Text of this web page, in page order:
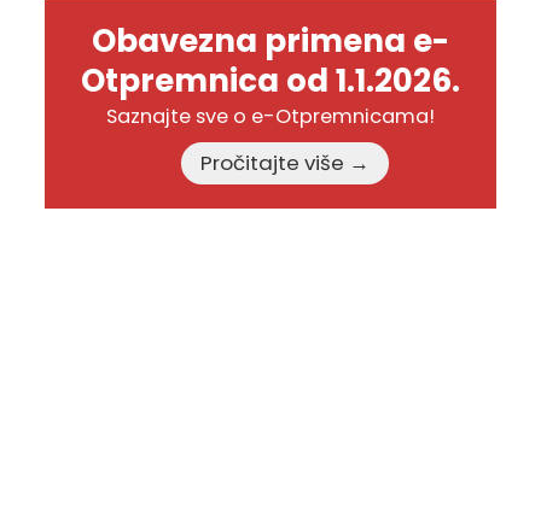
Obavezna primena e-
Otpremnica od 1.1.2026.
Saznajte sve o e-Otpremnicama!
Pročitajte više →